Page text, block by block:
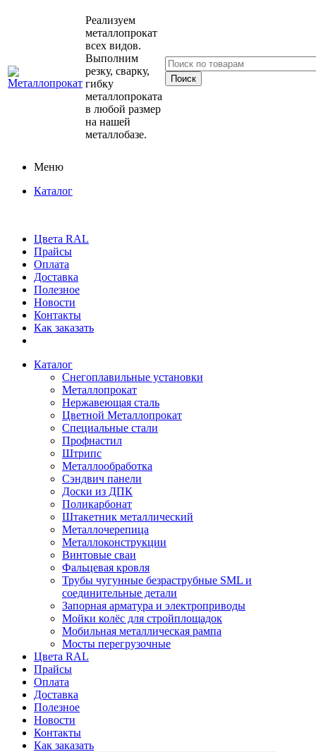
Реализуем
металлопрокат
всех видов.
Выполним
резку, сварку,
гибку
металлопроката
в любой размер
на нашей
металлобазе.
Меню
Каталог
Цвета RAL
Прайсы
Оплата
Доставка
Полезное
Новости
Контакты
Как заказать
Каталог
Снегоплавильные установки
Металлопрокат
Нержавеющая сталь
Цветной Металлопрокат
Специальные стали
Профнастил
Штрипс
Металлообработка
Сэндвич панели
Доски из ДПК
Поликарбонат
Штакетник металлический
Металлочерепица
Металлоконструкции
Винтовые сваи
Фальцевая кровля
Трубы чугунные безраструбные SML и
соединительные детали
Запорная арматура и электроприводы
Мойки колёс для стройплощадок
Мобильная металлическая рампа
Мосты перегрузочные
Цвета RAL
Прайсы
Оплата
Доставка
Полезное
Новости
Контакты
Как заказать